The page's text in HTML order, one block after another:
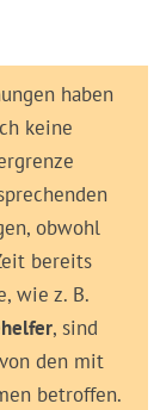
haben
keine
obwohl
bereits
wie z. B.
, sind
den mit
betroffen.